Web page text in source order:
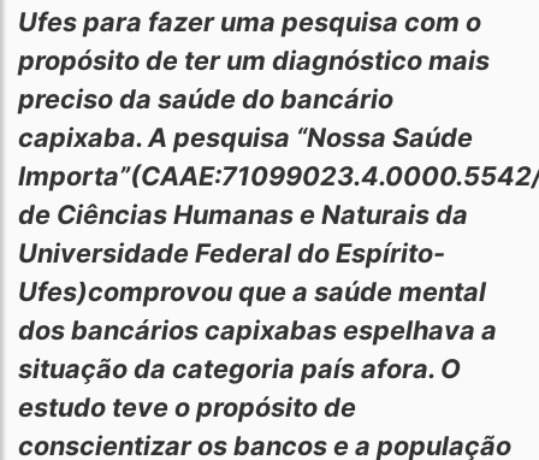
Ufes para fazer uma pesquisa com o
propósito de ter um diagnóstico mais
preciso da saúde do bancário
capixaba. A pesquisa “Nossa Saúde
de Ciências Humanas e Naturais da
Universidade Federal do Espírito-
Ufes)comprovou que a saúde mental
dos bancários capixabas espelhava a
situação da categoria país afora. O
estudo teve o propósito de
conscientizar os bancos e a população